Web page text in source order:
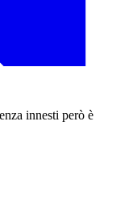
innesti però è